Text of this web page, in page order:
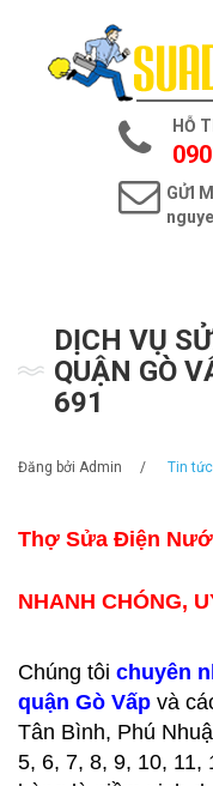
Trang chủ
Dịch vụ điện nước
HỖ
GỬI
DỊCH VỤ
QUẬN GÒ
691
Đăng bởi Admin / Tin tức
Thợ Sửa Điện
NHANH CHÓNG,
Chúng tôi chuyên
quận Gò Vấp và
Tân Bình, Phú
5, 6, 7, 8, 9, 10,